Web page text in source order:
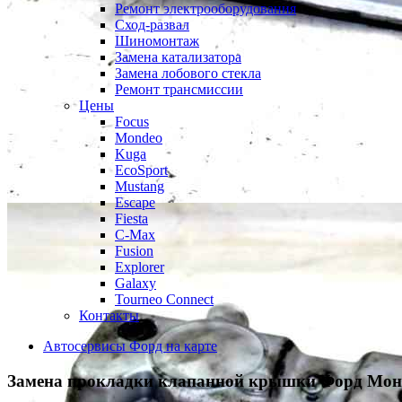
Ремонт электрооборудования
Сход-развал
Шиномонтаж
Замена катализатора
Замена лобового стекла
Ремонт трансмиссии
Цены
Focus
Mondeo
Kuga
EcoSport
Mustang
Escape
Fiesta
C-Max
Fusion
Explorer
Galaxy
Tourneo Connect
Контакты
Автосервисы Форд на карте
Замена прокладки клапанной крышкиФорд